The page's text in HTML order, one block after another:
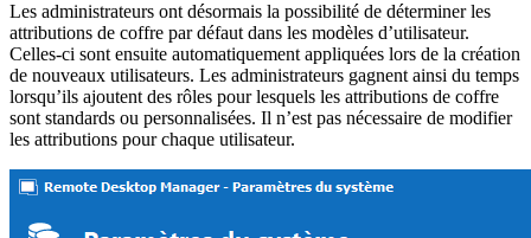
Les administrateurs ont désormais la possibilité de déterminer les
attributions de coffre par défaut dans les modèles d’utilisateur.
Celles-ci sont ensuite automatiquement appliquées lors de la création
de nouveaux utilisateurs. Les administrateurs gagnent ainsi du temps
lorsqu’ils ajoutent des rôles pour lesquels les attributions de coffre
sont standards ou personnalisées. Il n’est pas nécessaire de modifier
les attributions pour chaque utilisateur.